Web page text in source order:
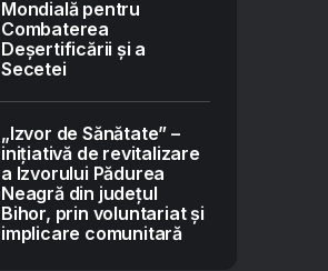
Mondială pentru
Combaterea
Deșertificării și a
Secetei
„Izvor de Sănătate” –
inițiativă de revitalizare
a Izvorului Pădurea
Neagră din județul
Bihor, prin voluntariat și
implicare comunitară